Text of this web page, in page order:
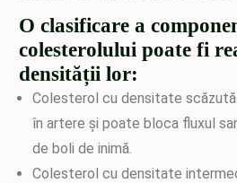
O clasificare a
colesterolului poate fi
densității lor:
Colesterol cu densitate scăzută
în artere și poate bloca fluxul
de boli de inimă.
Colesterol cu densitate